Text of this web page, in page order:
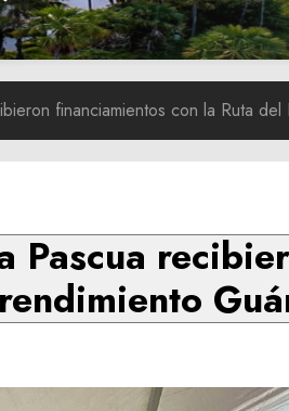
financiamientos con la Ruta
Pascua